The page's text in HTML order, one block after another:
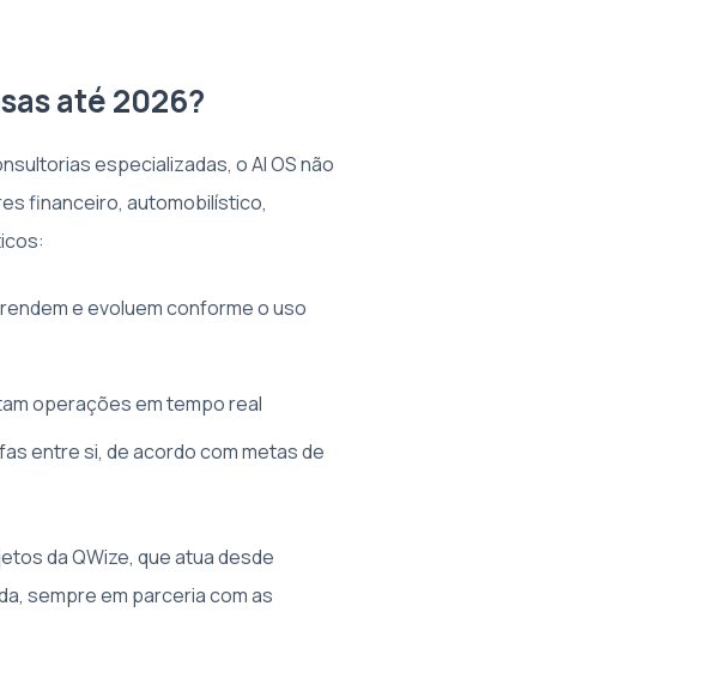
até 2026?
especializadas, o AI OS não
financeiro, automobilístico,
e evoluem conforme o uso
operações em tempo real
entre si, de acordo com metas de
da QWize, que atua desde
sempre em parceria com as